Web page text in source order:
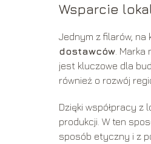
Wsparcie
Jednym z filarów, na
dostawców .
jest kluczowe dla
również o rozwój
Dzięki współpracy
produkcji. W ten
sposób etyczny i z